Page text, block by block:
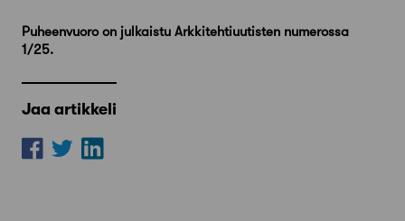
Puheenvuoro on julkaistu Arkkitehtiuutisten numerossa
1/25.
Jaa artikkeli